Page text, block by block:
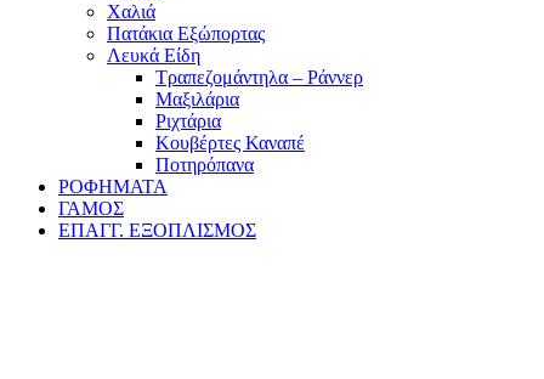
Χαλιά
Πατάκια Εξώπορτας
Λευκά Είδη
Τραπεζομάντηλα – Ράννερ
Μαξιλάρια
Ριχτάρια
Κουβέρτες Καναπέ
Ποτηρόπανα
ΡΟΦΗΜΑΤΑ
ΓΑΜΟΣ
ΕΠΑΓΓ. ΕΞΟΠΛΙΣΜΟΣ